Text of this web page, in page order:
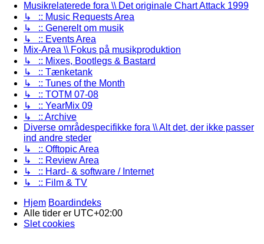
Musikrelaterede fora \\ Det originale Chart Attack 1999
↳ :: Music Requests Area
↳ :: Generelt om musik
↳ :: Events Area
Mix-Area \\ Fokus på musikproduktion
↳ :: Mixes, Bootlegs & Bastard
↳ :: Tænketank
↳ :: Tunes of the Month
↳ :: TOTM 07-08
↳ :: YearMix 09
↳ :: Archive
Diverse områdespecifikke fora \\ Alt det, der ikke passer
ind andre steder
↳ :: Offtopic Area
↳ :: Review Area
↳ :: Hard- & software / Internet
↳ :: Film & TV
Hjem Boardindeks
Alle tider er UTC+02:00
Slet cookies